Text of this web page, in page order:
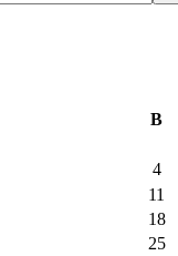
В
4
11
18
25